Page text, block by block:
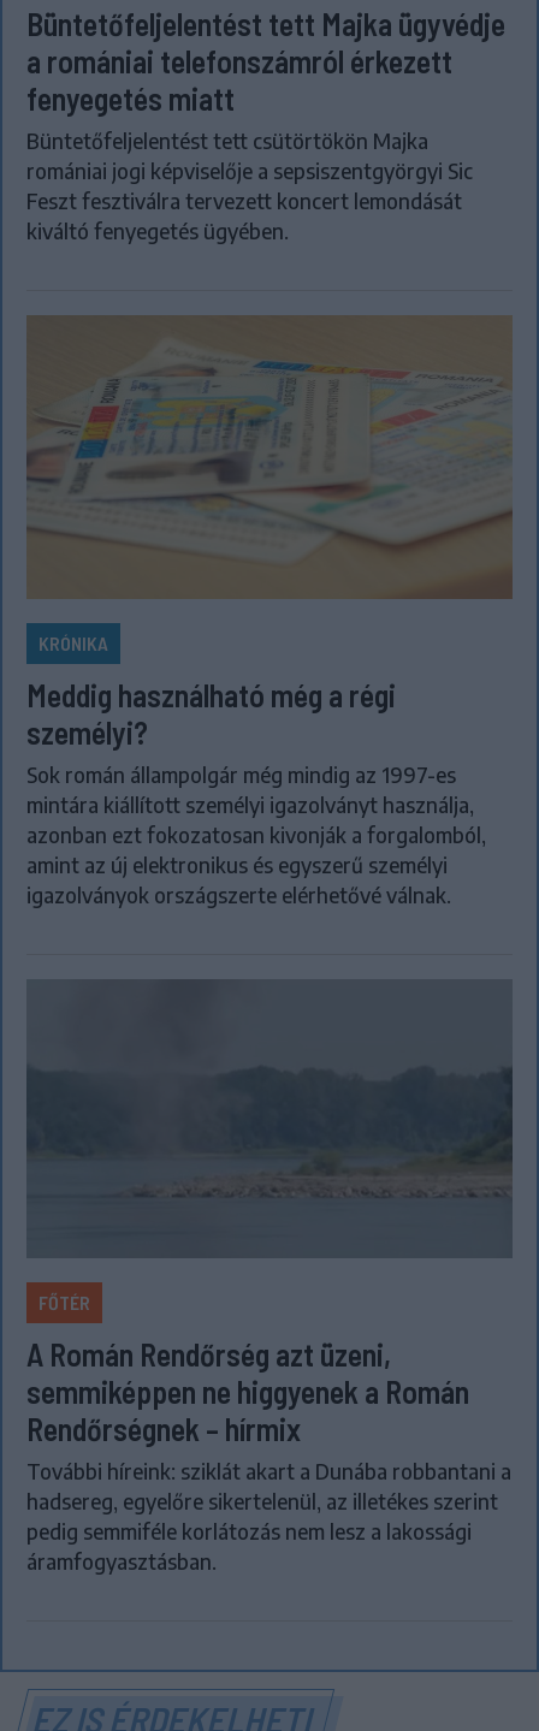
Büntetőfeljelentést tett Majka ügyvédje
a romániai telefonszámról érkezett
fenyegetés miatt
Büntetőfeljelentést tett csütörtökön Majka
romániai jogi képviselője a sepsiszentgyörgyi Sic
Feszt fesztiválra tervezett koncert lemondását
kiváltó fenyegetés ügyében.
KRÓNIKA
Meddig használható még a régi
személyi?
Sok román állampolgár még mindig az 1997-es
mintára kiállított személyi igazolványt használja,
azonban ezt fokozatosan kivonják a forgalomból,
amint az új elektronikus és egyszerű személyi
igazolványok országszerte elérhetővé válnak.
FŐTÉR
A Román Rendőrség azt üzeni,
semmiképpen ne higgyenek a Román
Rendőrségnek – hírmix
További híreink: sziklát akart a Dunába robbantani a
hadsereg, egyelőre sikertelenül, az illetékes szerint
pedig semmiféle korlátozás nem lesz a lakossági
áramfogyasztásban.
EZ IS ÉRDEKELHETI